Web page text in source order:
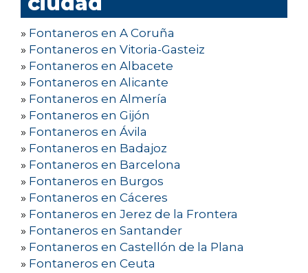
» Fontaneros en A Coruña
» Fontaneros en Vitoria-Gasteiz
» Fontaneros en Albacete
» Fontaneros en Alicante
» Fontaneros en Almería
» Fontaneros en Gijón
» Fontaneros en Ávila
» Fontaneros en Badajoz
» Fontaneros en Barcelona
» Fontaneros en Burgos
» Fontaneros en Cáceres
» Fontaneros en Jerez de la Frontera
» Fontaneros en Santander
» Fontaneros en Castellón de la Plana
» Fontaneros en Ceuta